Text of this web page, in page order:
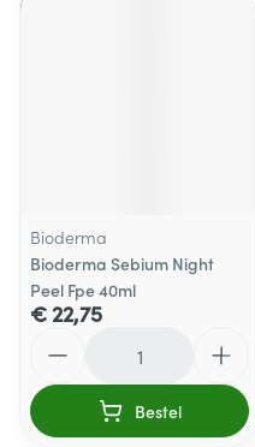
Bioderma
Bioderma Sebium Night
Peel Fpe 40ml
€ 22,75
Bestel